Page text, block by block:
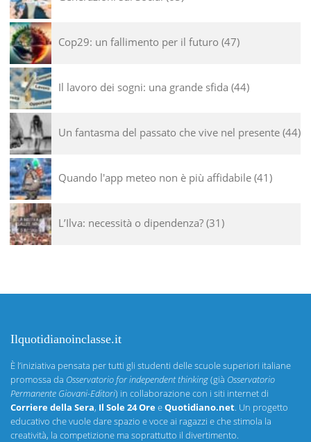
Cop29: un fallimento per il futuro 47
Il lavoro dei sogni: una grande sfida 44
Un fantasma del passato che vive nel presente 44
Quando l'app meteo non è più affidabile 41
L’Ilva: necessità o dipendenza? 31
Ilquotidianoinclasse.it
È l’iniziativa pensata per tutti gli studenti delle scuole superiori italiane
promossa da Osservatorio for independent thinking(già Osservatorio
Permanente Giovani-Editori) in collaborazione con i siti internet di
Corriere della Sera, Il Sole 24 OreeQuotidiano.net. Un progetto
educativo che vuole dare spazio e voce ai ragazzi e che stimola la
creatività, la competizione ma soprattutto il divertimento.